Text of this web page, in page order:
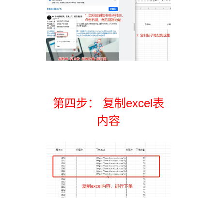
第四步： 复制excel表
内容